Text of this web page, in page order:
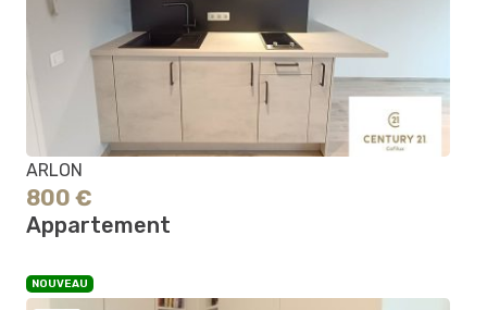
ARLON
800 €
Appartement
NOUVEAU